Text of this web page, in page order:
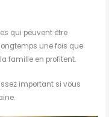
qui peuvent être
une fois que
famille en profitent.
important si vous